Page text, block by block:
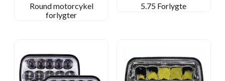
Round motorcykel
forlygter
5.75 Forlygte